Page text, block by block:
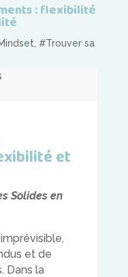
: flexibilité
, #Trouver sa
et
Solides en
et de
Dans la